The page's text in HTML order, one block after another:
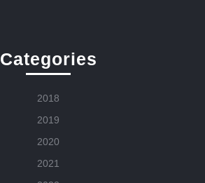
Categories
2018
2019
2020
2021